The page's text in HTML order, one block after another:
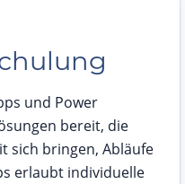
und Power
bereit, die
sich bringen, Abläufe
erlaubt individuelle